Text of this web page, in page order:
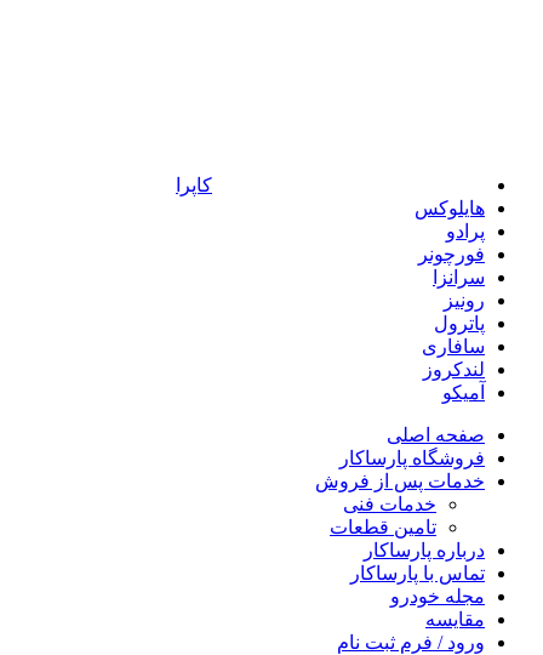
کاپرا
هایلوکس
پرادو
فورچونر
سرانزا
رونیز
پاترول
سافاری
لندکروز
آمیکو
صفحه اصلی
فروشگاه پارساکار
خدمات پس از فروش
خدمات فنی
تامین قطعات
درباره پارساکار
تماس با پارساکار
مجله خودرو
مقایسه
ورود / فرم ثبت نام